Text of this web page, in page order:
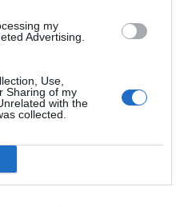
my
Advertising.
Use,
Sharing of my
with the
collected.
para titulares de
con criterio
en el cuidado infantil
para el 24 Congreso Nacional